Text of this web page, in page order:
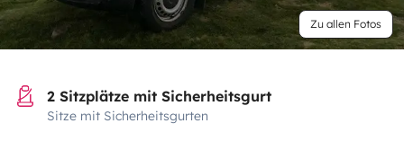
Zu allen Fotos
2 Sitzplätze mit Sicherheitsgurt
Sitze mit Sicherheitsgurten